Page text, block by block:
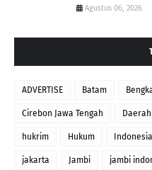
Agustus 06, 2026
ADVERTISE Batam
Cirebon Jawa Tengah Daerah
hukrim Hukum Indonesia
jakarta Jambi jambi